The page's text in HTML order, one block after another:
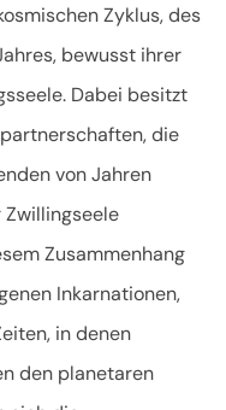
Zyklus, des
bewusst ihrer
Dabei besitzt
die
von Jahren
Zwillingseele
Zusammenhang
Inkarnationen,
in denen
den planetaren